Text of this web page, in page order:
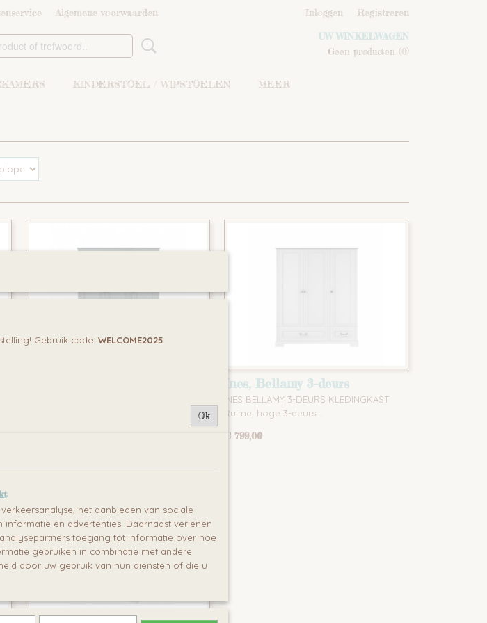
Algemene voorwaarden Inloggen Registreren
UW WINKELWAGEN
Geen producten (0)
KINDERSTOEL / WIPSTOELEN MEER
Ines, Bellamy 3-deurs
Kledingkast
INES BELLAMY 3-DEURS KLEDINGKAST
Ruime, hoge 3-deurs…
€ 799,00
Gebruik code: WELCOME2025
Ok
het aanbieden van sociale
en advertenties. Daarnaast verlenen
toegang tot informatie over hoe
gebruiken in combinatie met andere
door uw gebruik van hun diensten of die u